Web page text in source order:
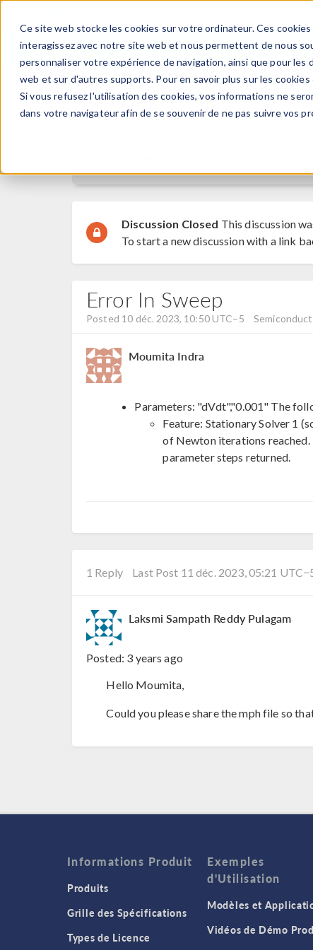
Ce site web stocke les cookies sur votre ordinateur. Ces
interagissez avec notre site web et nous permettent de nous
personnaliser votre expérience de navigation, ainsi que pour
web et sur d'autres supports. Pour en savoir plus sur les
Si vous refusez l'utilisation des cookies, vos informations ne
dans votre navigateur afin de se souvenir de ne pas suivre vos
Discussion Forum
Discussion Closed This discussion
To start a new discussion with a link
Error In Sweep
Posted 10 déc. 2023, 10:50 UTC−5
Moumita Indra
Parameters: "dVdt","0.001" The
Feature: Stationary Solver 1
of Newton iterations
parameter steps returned.
1 Reply Last Post 11 déc. 2023, 05:21
Laksmi Sampath Reddy Pulagam
Posted: 3 years ago
Hello Moumita,
Could you please share the mph file so
Informations Produit
Produits
Grille des Spécifications
Types de Licence
Exemples
d'Utilisation
Modèles et
Vidéos de Démo